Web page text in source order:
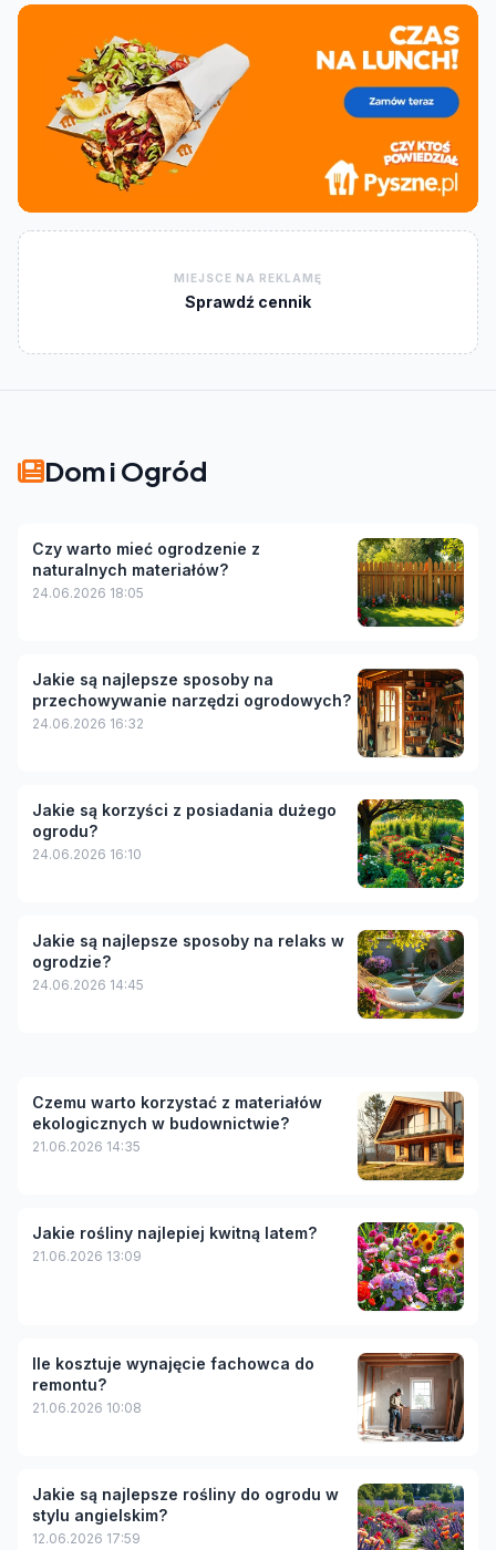
MIEJSCE NA REKLAMĘ
Sprawdź cennik
Dom i Ogród
Czy warto mieć ogrodzenie z
naturalnych materiałów?
24.06.2026 18:05
Jakie są najlepsze sposoby na
przechowywanie narzędzi ogrodowych?
24.06.2026 16:32
Jakie są korzyści z posiadania dużego
ogrodu?
24.06.2026 16:10
Jakie są najlepsze sposoby na relaks w
ogrodzie?
24.06.2026 14:45
Czemu warto korzystać z materiałów
ekologicznych w budownictwie?
21.06.2026 14:35
Jakie rośliny najlepiej kwitną latem?
21.06.2026 13:09
Ile kosztuje wynajęcie fachowca do
remontu?
21.06.2026 10:08
Jakie są najlepsze rośliny do ogrodu w
stylu angielskim?
12.06.2026 17:59